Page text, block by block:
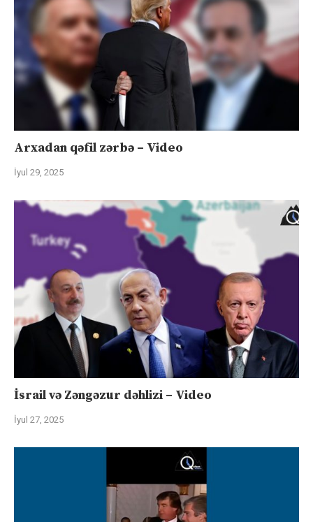
Arxadan qəfil zərbə – Video
İyul 29, 2025
İsrail və Zəngəzur dəhlizi – Video
İyul 27, 2025